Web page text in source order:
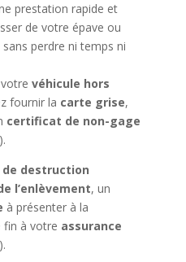
prestation rapide et
de votre épave ou
sans perdre ni temps ni
véhicule hors
fournir la carte grise,
certificat de non-gage
destruction
l’enlèvement, un
à présenter à la
fin à votre assurance